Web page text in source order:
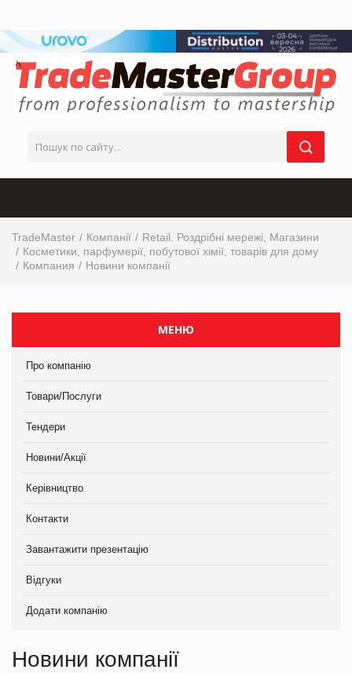
TradeMaster Компанії
Retail. Роздрібні мережі, Магазини
Косметики, парфумерії, побутової хімії, товарів для дому
Компания
Новини компанії
МЕНЮ
Про компанію
Товари/Послуги
Тендери
Новини/Акції
Керівництво
Контакти
Завантажити презентацію
Відгуки
Додати компанію
Новини компанії